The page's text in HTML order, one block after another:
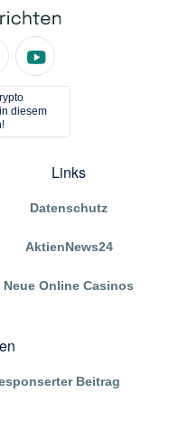
diesem
Links
Datenschutz
AktienNews24
Neue Online Casinos
Beitrag